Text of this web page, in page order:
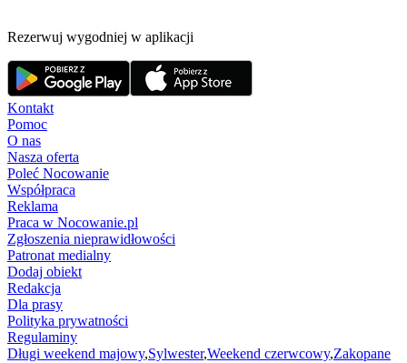
Rezerwuj wygodniej w aplikacji
Kontakt
Pomoc
O nas
Nasza oferta
Poleć Nocowanie
Współpraca
Reklama
Praca w Nocowanie.pl
Zgłoszenia nieprawidłowości
Patronat medialny
Dodaj obiekt
Redakcja
Dla prasy
Polityka prywatności
Regulaminy
Długi weekend majowy,Sylwester,Weekend czerwcowy,Zakopane